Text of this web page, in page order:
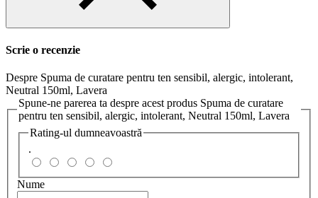
Scrie o recenzie
Despre Spuma de curatare pentru ten sensibil, alergic, intolerant,
Neutral 150ml, Lavera
Spune-ne parerea ta despre acest produs Spuma de curatare
pentru ten sensibil, alergic, intolerant, Neutral 150ml, Lavera
Rating-ul dumneavoastră
.
Nume